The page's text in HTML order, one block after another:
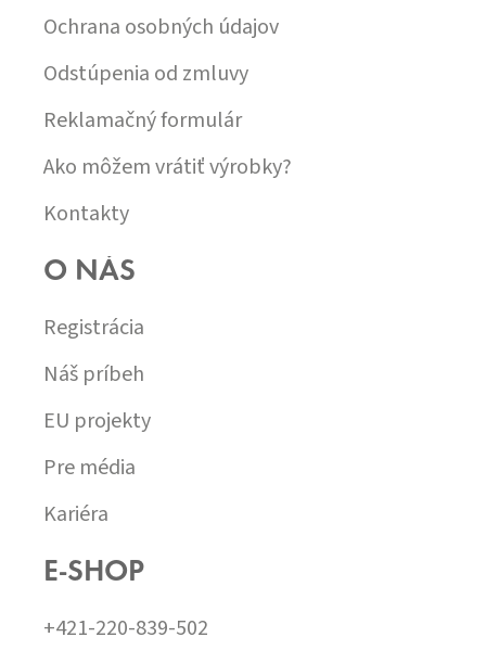
Ochrana osobných údajov
Odstúpenia od zmluvy
Reklamačný formulár
Ako môžem vrátiť výrobky?
Kontakty
O NÁS
Registrácia
Náš príbeh
EU projekty
Pre média
Kariéra
E-SHOP
+421-220-839-502